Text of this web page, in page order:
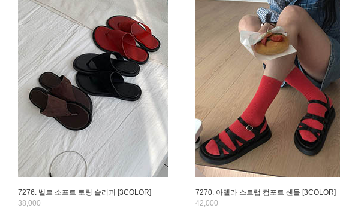
7276. 벨르 소프트 토링 슬리퍼 [3COLOR]
38,000
7270. 아델라 스트랩 컴포트 샌들 [3COLOR]
42,000